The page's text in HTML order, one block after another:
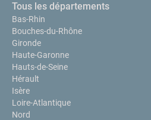
Tous les départements
Bas-Rhin
Bouches-du-Rhône
Gironde
Haute-Garonne
Hauts-de-Seine
Hérault
Isère
Loire-Atlantique
Nord